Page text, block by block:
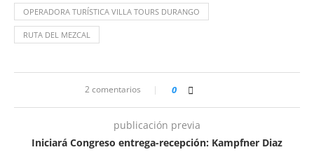
OPERADORA TURÍSTICA VILLA TOURS DURANGO
RUTA DEL MEZCAL
2 comentarios 0
publicación previa
Iniciará Congreso entrega-recepción: Kampfner Diaz